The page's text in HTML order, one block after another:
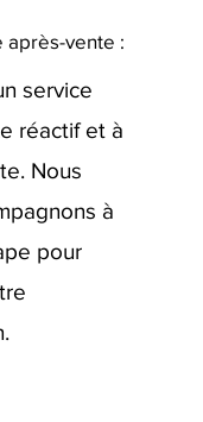
vente :
service
réactif et à
Nous
à
pour